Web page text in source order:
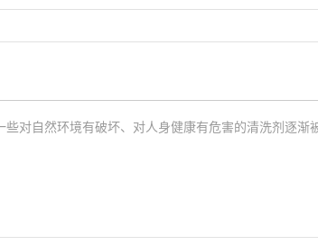
对自然环境有破坏、对人身健康有危害的清洗剂逐渐